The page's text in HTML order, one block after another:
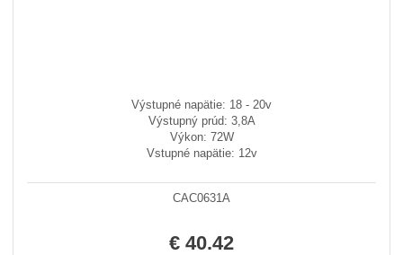
Výstupné napätie: 18 - 20v
Výstupný prúd: 3,8A
Výkon: 72W
Vstupné napätie: 12v
CAC0631A
€ 40.42